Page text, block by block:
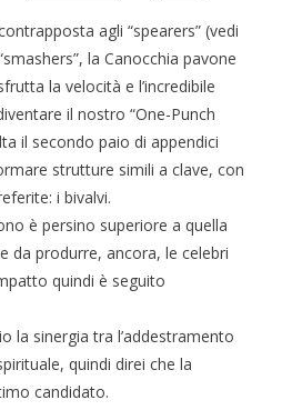
agli “spearers” (vedi
la Canocchia pavone
la velocità e l’incredibile
il nostro “One-Punch
il secondo paio di appendici
strutture simili a clave, con
i bivalvi.
è persino superiore a quella
da produrre, ancora, le celebri
quindi è seguito
la sinergia tra l’addestramento
quindi direi che la
candidato.